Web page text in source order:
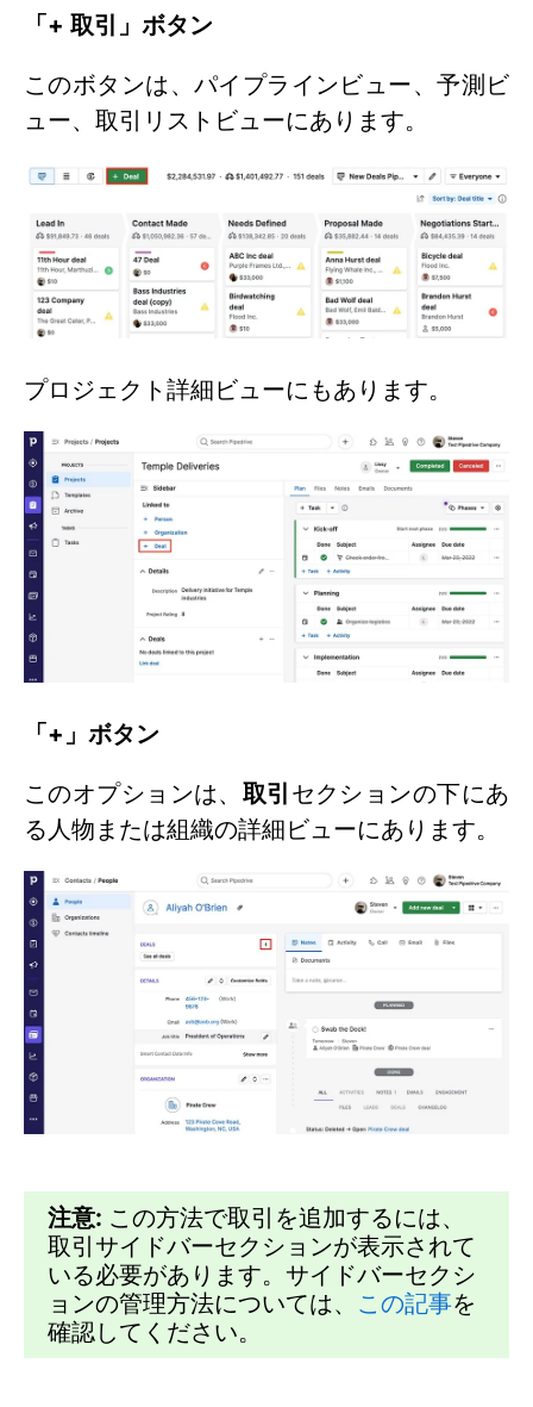
「+ 取引」ボタン
このボタンは、パイプラインビュー、予測ビ
ュー、取引リストビューにあります。
プロジェクト詳細ビューにもあります。
「+」ボタン
このオプションは、 取引 セクションの下にあ
る人物または組織の詳細ビューにあります。
注意: この方法で取引を追加するには、
取引サイドバーセクションが表示されて
いる必要があります。サイドバーセクシ
ョンの管理方法については、 この記事を
確認してください。